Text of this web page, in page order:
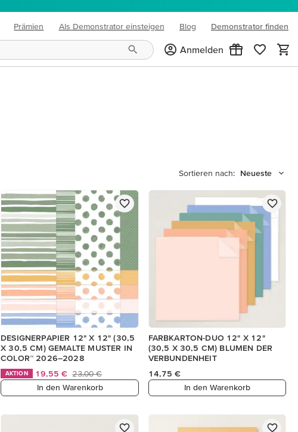
Prämien Als Demonstrator einsteigen Blog
(opens in new tab)
Demonstrator finden
Anmelden
Sortieren nach: Neueste
DESIGNERPAPIER 12" X 12" (30,5
X 30,5 CM) GEMALTE MUSTER IN
COLOR™ 2026–2028
AKTION 19,55 € 23,00 €
In den Warenkorb
FARBKARTON-DUO 12" X 12"
(30,5 X 30,5 CM) BLUMEN DER
VERBUNDENHEIT
14,75 €
In den Warenkorb